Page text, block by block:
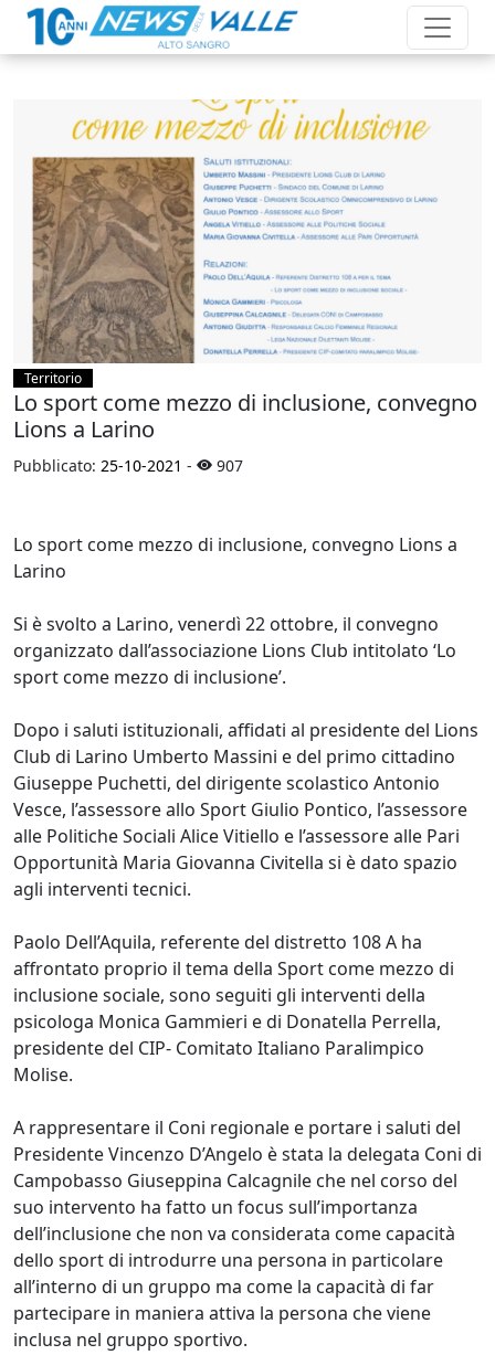
Territorio
Lo sport come mezzo di inclusione, convegno
Lions a Larino
Pubblicato: 25-10-2021 - 907
Lo sport come mezzo di inclusione, convegno Lions a
Larino
Si è svolto a Larino, venerdì 22 ottobre, il convegno
organizzato dall’associazione Lions Club intitolato ‘Lo
sport come mezzo di inclusione’.
Dopo i saluti istituzionali, affidati al presidente del Lions
Club di Larino Umberto Massini e del primo cittadino
Giuseppe Puchetti, del dirigente scolastico Antonio
Vesce, l’assessore allo Sport Giulio Pontico, l’assessore
alle Politiche Sociali Alice Vitiello e l’assessore alle Pari
Opportunità Maria Giovanna Civitella si è dato spazio
agli interventi tecnici.
Paolo Dell’Aquila, referente del distretto 108 A ha
affrontato proprio il tema della Sport come mezzo di
inclusione sociale, sono seguiti gli interventi della
psicologa Monica Gammieri e di Donatella Perrella,
presidente del CIP- Comitato Italiano Paralimpico
Molise.
A rappresentare il Coni regionale e portare i saluti del
Presidente Vincenzo D’Angelo è stata la delegata Coni di
Campobasso Giuseppina Calcagnile che nel corso del
suo intervento ha fatto un focus sull’importanza
dell’inclusione che non va considerata come capacità
dello sport di introdurre una persona in particolare
all’interno di un gruppo ma come la capacità di far
partecipare in maniera attiva la persona che viene
inclusa nel gruppo sportivo.